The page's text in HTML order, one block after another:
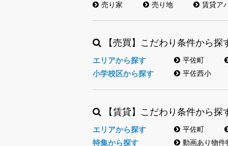
売り家 売り地 賃貸ア
【売買】こだわり条件から探
エリアから探す 平佐町
小学校区から探す 平佐西小
【賃貸】こだわり条件から探
エリアから探す 平佐町
特集から探す 動画あり物件